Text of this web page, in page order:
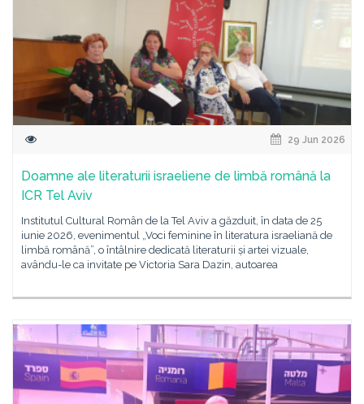
29 Jun 2026
Doamne ale literaturii israeliene de limbă română la
ICR Tel Aviv
Institutul Cultural Român de la Tel Aviv a găzduit, în data de 25
iunie 2026, evenimentul „Voci feminine în literatura israeliană de
limbă română”, o întâlnire dedicată literaturii și artei vizuale,
avându-le ca invitate pe Victoria Sara Dazin, autoarea